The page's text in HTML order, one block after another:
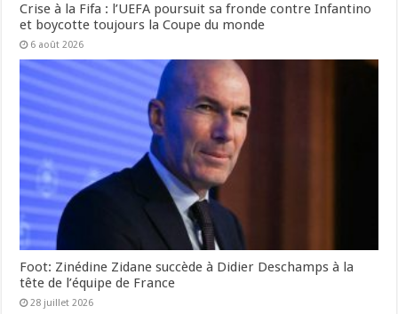
Crise à la Fifa : l’UEFA poursuit sa fronde contre Infantino
et boycotte toujours la Coupe du monde
6 août 2026
Foot: Zinédine Zidane succède à Didier Deschamps à la
tête de l’équipe de France
28 juillet 2026